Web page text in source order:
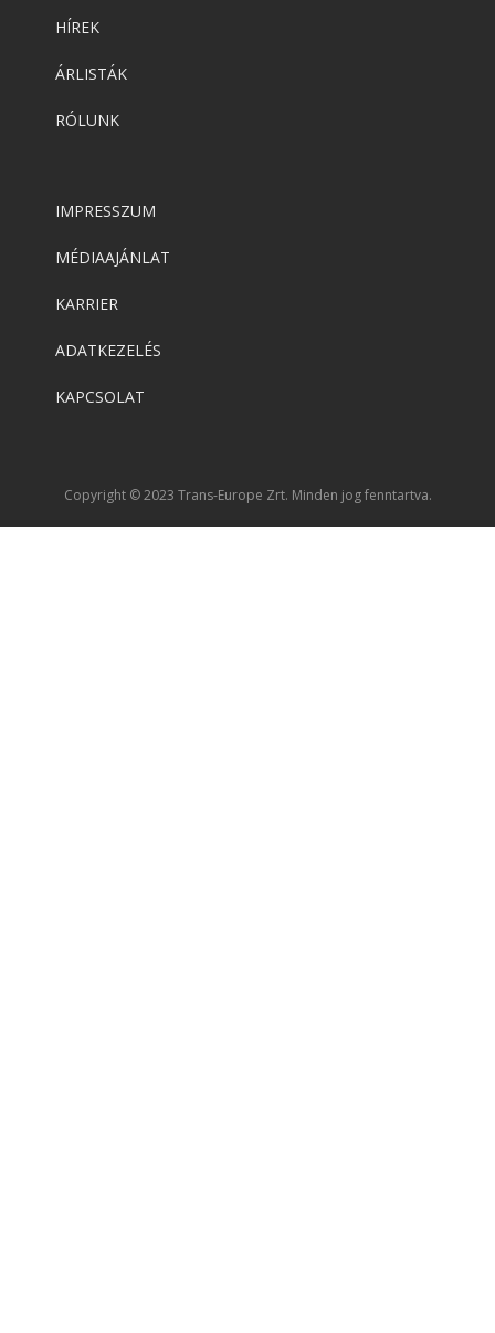
HÍREK
ÁRLISTÁK
RÓLUNK
IMPRESSZUM
MÉDIAAJÁNLAT
KARRIER
ADATKEZELÉS
KAPCSOLAT
Copyright © 2023 Trans-Europe Zrt. Minden jog fenntartva.